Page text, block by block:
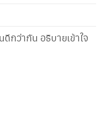
กว่ากัน อธิบายเข้าใจ